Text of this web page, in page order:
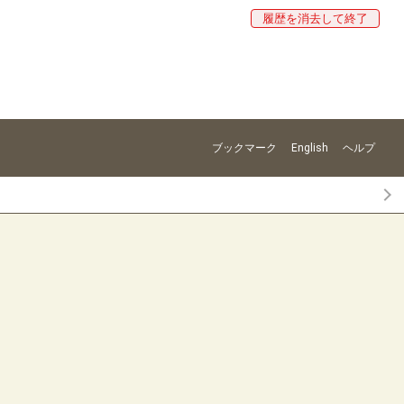
履歴を消去して終了
ブックマーク English ヘルプ